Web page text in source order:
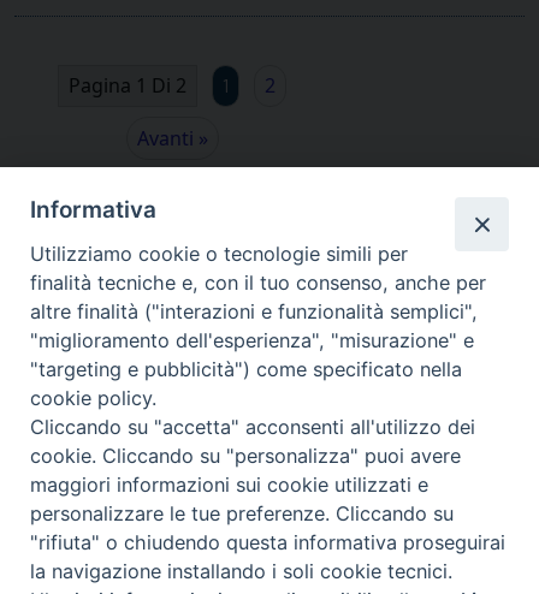
Pagina 1 Di 2 1
2
Avanti »
via Amedeo Rossi, 28 - 12100 Cuneo
segreteriagenerale@diocesicuneofossano.it
c.f. 96017380047
Informativa
Utilizziamo cookie o tecnologie simili per
finalità tecniche e, con il tuo consenso, anche per
altre finalità ("interazioni e funzionalità semplici",
"miglioramento dell'esperienza", "misurazione" e
"targeting e pubblicità") come specificato nella
cookie policy.
Cliccando su "accetta" acconsenti all'utilizzo dei
cookie. Cliccando su "personalizza" puoi avere
maggiori informazioni sui cookie utilizzati e
personalizzare le tue preferenze. Cliccando su
"rifiuta" o chiudendo questa informativa proseguirai
la navigazione installando i soli cookie tecnici.